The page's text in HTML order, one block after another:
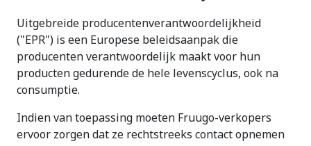
Uitgebreide producentenverantwoordelijkheid
("EPR") is een Europese beleidsaanpak die
producenten verantwoordelijk maakt voor hun
producten gedurende de hele levenscyclus, ook na
consumptie.
Indien van toepassing moeten Fruugo-verkopers
ervoor zorgen dat ze rechtstreeks contact opnemen